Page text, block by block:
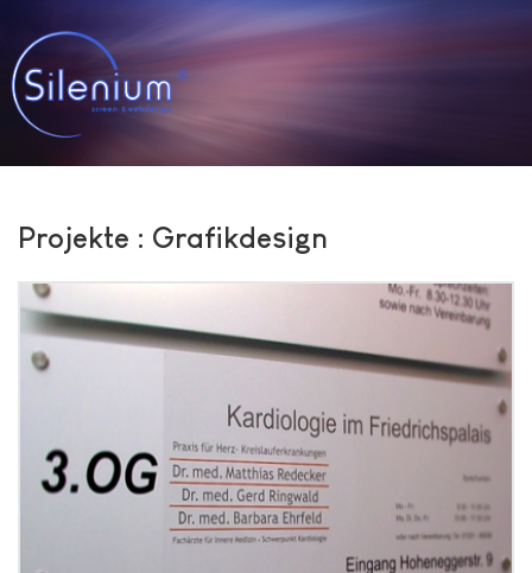
Projekte : Grafikdesign
Grafikdesign Kardiologie im
Friedrichspalais Bruchsal